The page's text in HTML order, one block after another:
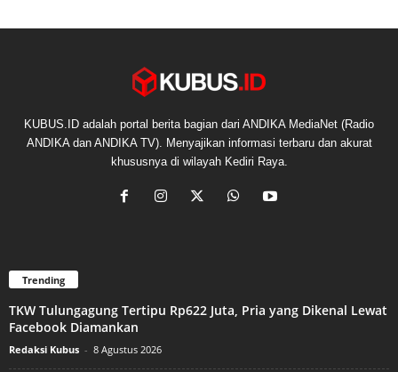
KUBUS.ID adalah portal berita bagian dari ANDIKA MediaNet (Radio
ANDIKA dan ANDIKA TV). Menyajikan informasi terbaru dan akurat
khususnya di wilayah Kediri Raya.
Trending
TKW Tulungagung Tertipu Rp622 Juta, Pria yang Dikenal Lewat
Facebook Diamankan
Redaksi Kubus - 8 Agustus 2026